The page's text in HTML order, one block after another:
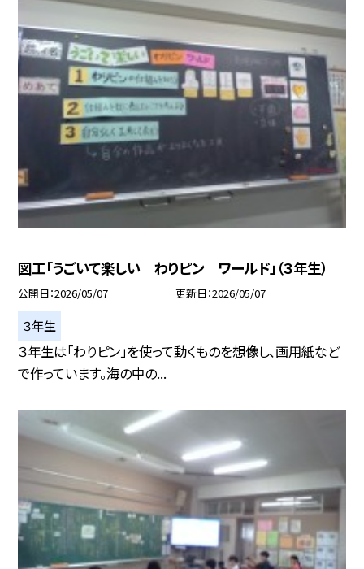
図工「うごいて楽しい わりピン ワールド」（３年生）
公開日 2026/05/07 更新日 2026/05/07
３年生
３年生は「わりピン」を使って動くものを想像し、画用紙など
で作っています。海の中の...